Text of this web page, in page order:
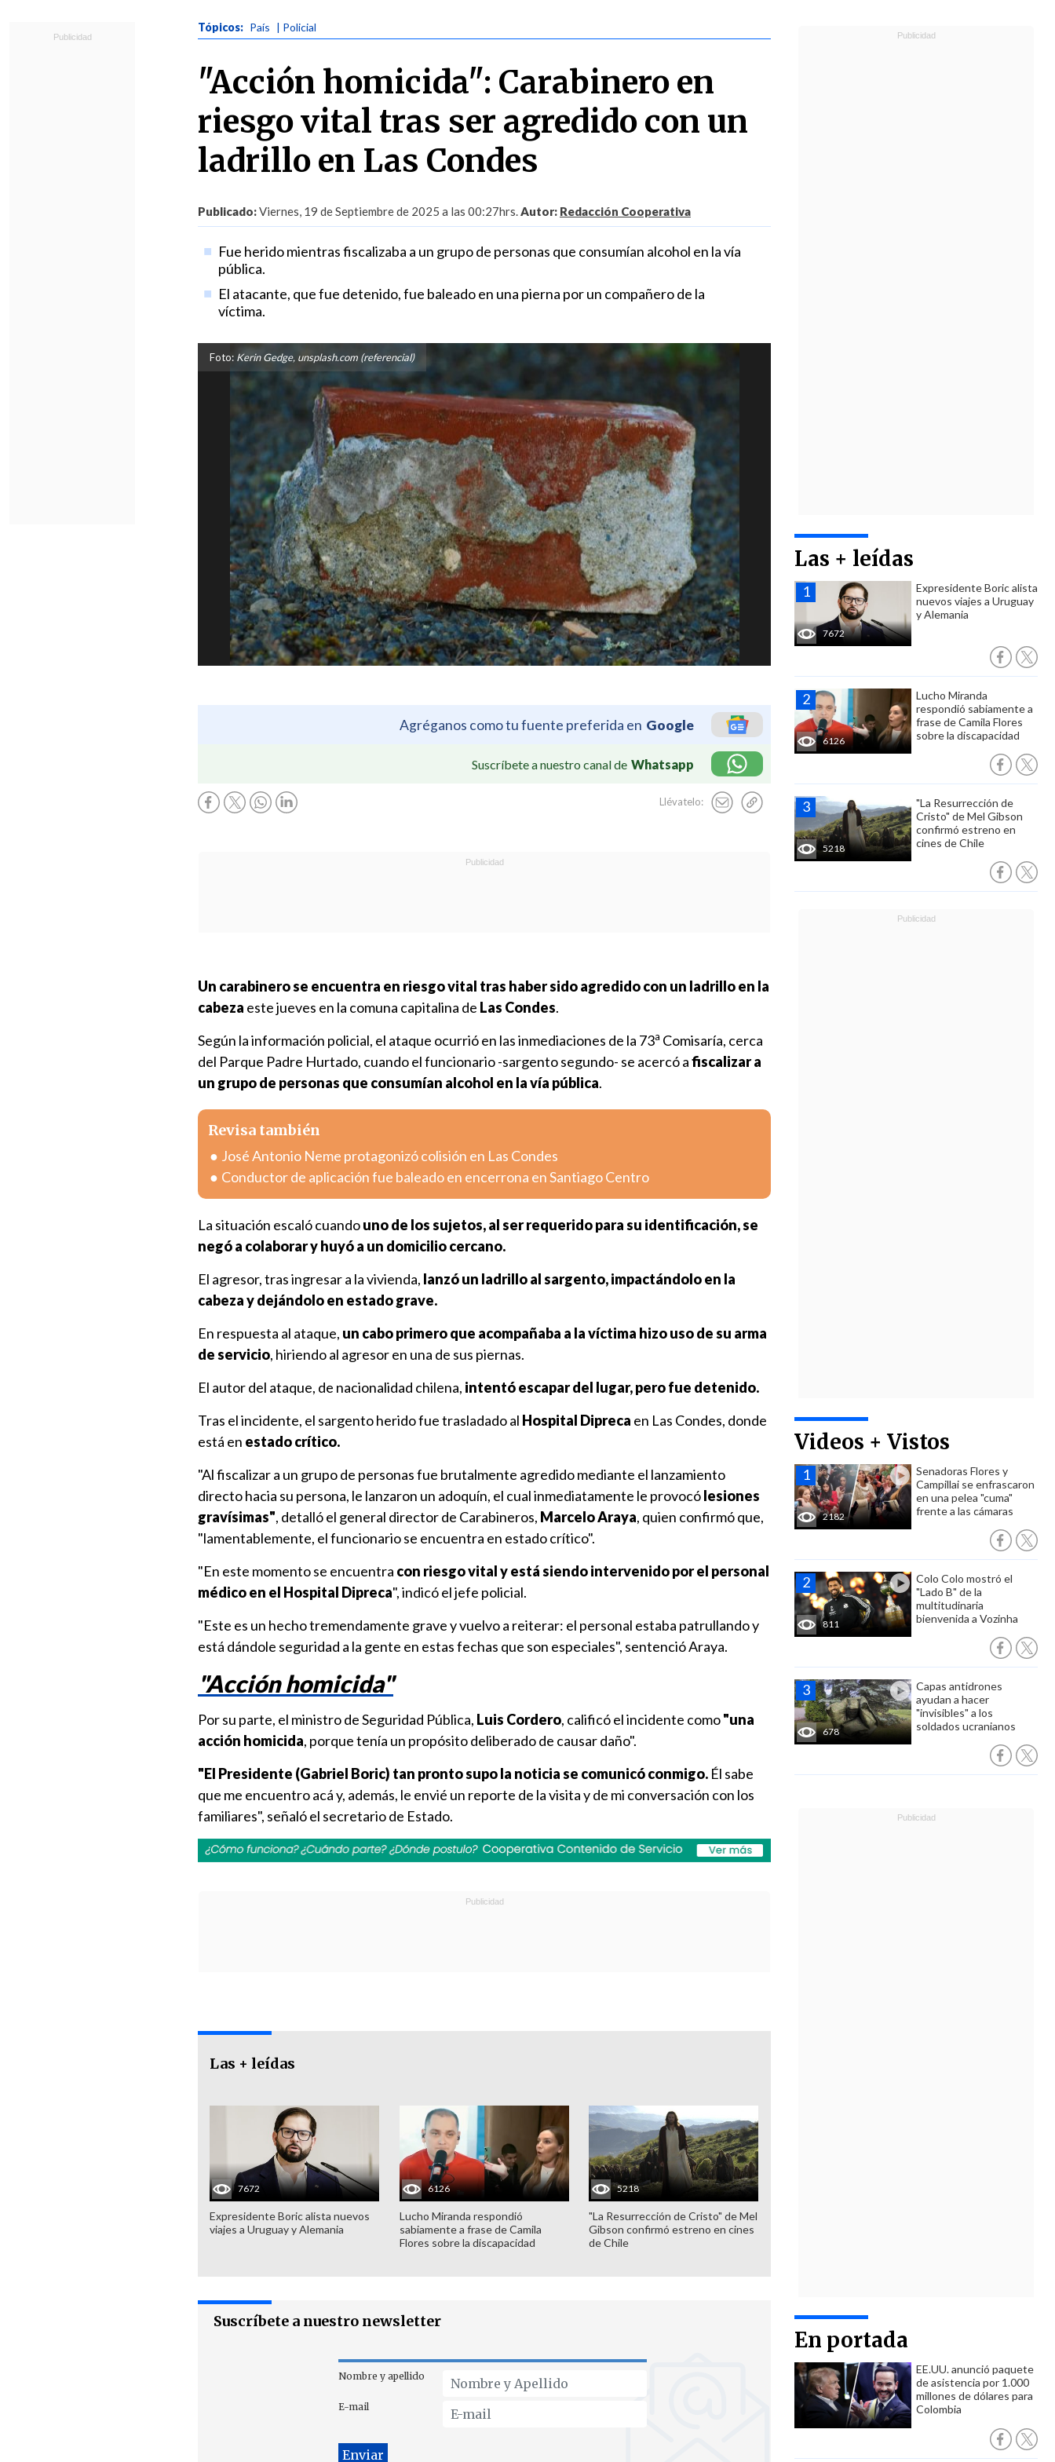
Tópicos: País | Policial
"Acción homicida": Carabinero en
riesgo vital tras ser agredido con un
ladrillo en Las Condes
Publicado:Viernes, 19 de Septiembre de 2025 a las 00:27hrs.Autor: Redacción Cooperativa
Fue herido mientras fiscalizaba a un grupo de personas que consumían alcohol en la vía
pública.
El atacante, que fue detenido, fue baleado en una pierna por un compañero de la
víctima.
Foto: Kerin Gedge, unsplash.com (referencial)
Agréganos como tu fuente preferida en Google
Suscríbete a nuestro canal de Whatsapp
Llévatelo:
Las + leídas
7672
Expresidente Boric alista
nuevos viajes a Uruguay
y Alemania
6126
Lucho Miranda
respondió sabiamente a
frase de Camila Flores
sobre la discapacidad
5218
"La Resurrección de
Cristo" de Mel Gibson
confirmó estreno en
cines de Chile
Videos + Vistos
2182
Senadoras Flores y
Campillai se enfrascaron
en una pelea "cuma"
frente a las cámaras
811
Colo Colo mostró el
"Lado B" de la
multitudinaria
bienvenida a Vozinha
678
Capas antidrones
ayudan a hacer
"invisibles" a los
soldados ucranianos
En portada
EE.UU. anunció paquete
de asistencia por 1.000
millones de dólares para
Colombia
Un carabinero se encuentra en riesgo vital tras haber sido agredido con un ladrillo en la
cabeza este jueves en la comuna capitalina de Las Condes.
Según la información policial, el ataque ocurrió en las inmediaciones de la 73a Comisaría, cerca
del Parque Padre Hurtado, cuando el funcionario -sargento segundo- se acercó afiscalizar a
un grupo de personas que consumían alcohol en la vía pública.
Revisa también
José Antonio Neme protagonizó colisión en Las Condes
Conductor de aplicación fue baleado en encerrona en Santiago Centro
La situación escaló cuandouno de los sujetos, al ser requerido para su identificación, se
negó a colaborar y huyó a un domicilio cercano.
El agresor, tras ingresar a la vivienda, lanzó un ladrillo al sargento, impactándolo en la
cabeza y dejándolo en estado grave.
En respuesta al ataque, un cabo primero que acompañaba a la víctima hizo uso de su arma
de servicio, hiriendo al agresor en una de sus piernas.
El autor del ataque, de nacionalidad chilena, intentó escapar del lugar, pero fue detenido.
Tras el incidente, el sargento herido fue trasladado al Hospital Dipreca en Las Condes, donde
está en estado crítico.
"Al fiscalizar a un grupo de personas fue brutalmente agredido mediante el lanzamiento
directo hacia su persona, le lanzaron un adoquín, el cual inmediatamente le provocólesiones
gravísimas", detalló el general director de Carabineros, Marcelo Araya, quien confirmó que,
"lamentablemente, el funcionario se encuentra en estado crítico".
"En este momento se encuentra con riesgo vital y está siendo intervenido por el personal
médico en el Hospital Dipreca", indicó el jefe policial.
"Este es un hecho tremendamente grave y vuelvo a reiterar: el personal estaba patrullando y
está dándole seguridad a la gente en estas fechas que son especiales", sentenció Araya.
"Acción homicida"
Por su parte, el ministro de Seguridad Pública, Luis Cordero, calificó el incidente como"una
acción homicida, porque tenía un propósito deliberado de causar daño".
"El Presidente (Gabriel Boric) tan pronto supo la noticia se comunicó conmigo. Él sabe
que me encuentro acá y, además, le envié un reporte de la visita y de mi conversación con los
familiares", señaló el secretario de Estado.
Las + leídas
7672
Expresidente Boric alista nuevos
viajes a Uruguay y Alemania
6126
Lucho Miranda respondió
sabiamente a frase de Camila
Flores sobre la discapacidad
5218
"La Resurrección de Cristo" de Mel
Gibson confirmó estreno en cines
de Chile
Suscríbete a nuestro newsletter
Nombre y apellido
E-mail